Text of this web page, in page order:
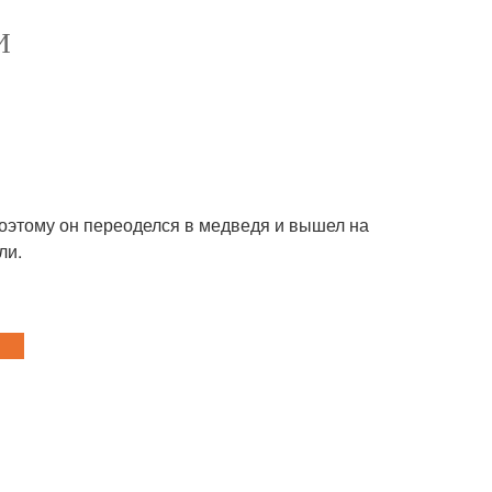
он переоделся в медведя и вышел на